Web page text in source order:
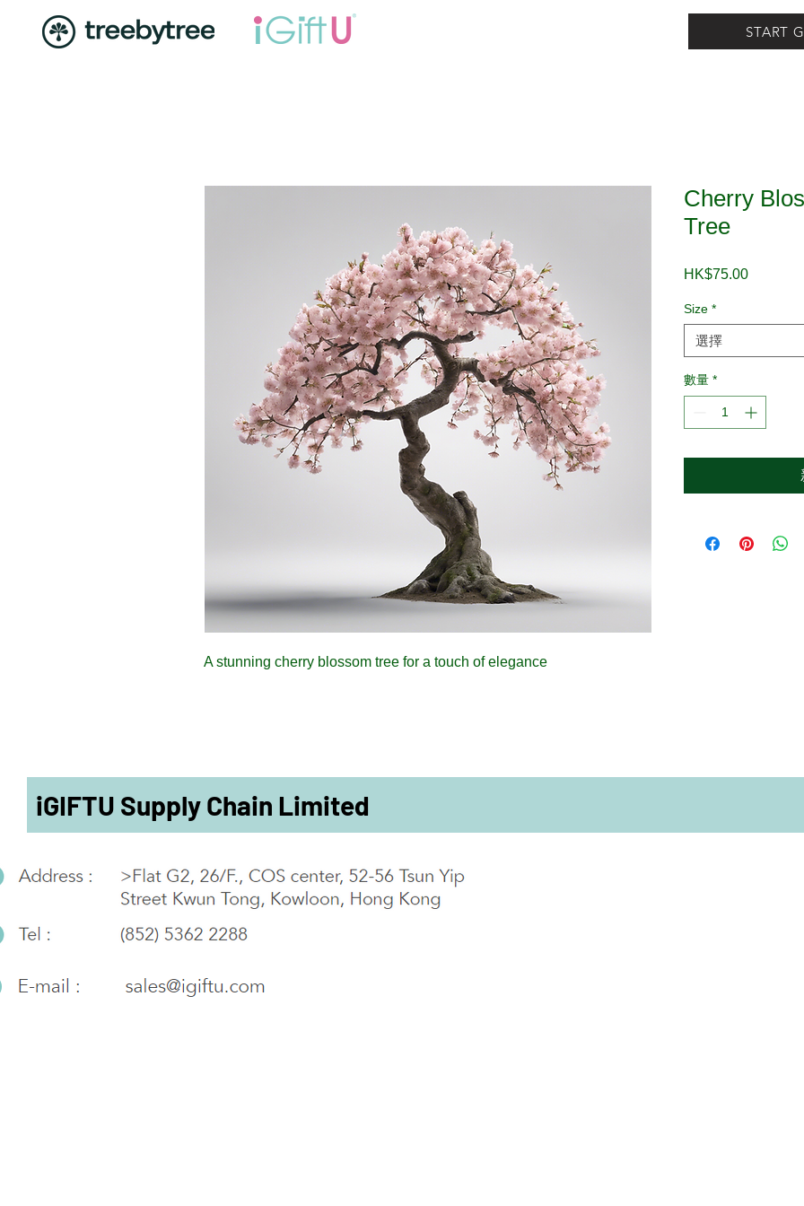
START
A stunning cherry blossom tree for a touch of elegance
Cherry
Tree
HK$75.00價
Size *
選擇
數量 *
iGIFTU Supply Chain Limited